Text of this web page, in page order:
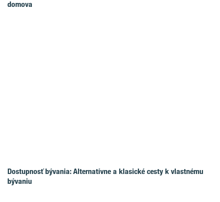
domova
Dostupnosť bývania: Alternatívne a klasické cesty k vlastnému
bývaniu